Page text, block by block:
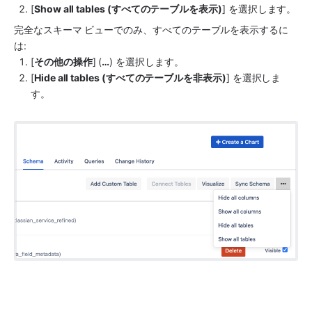
[Show all tables (すべてのテーブルを表示)] を選択します。
完全なスキーマ ビューでのみ、すべてのテーブルを表示するに
は:
[その他の操作] (…) を選択します。
[Hide all tables (すべてのテーブルを非表示)] を選択しま
す。